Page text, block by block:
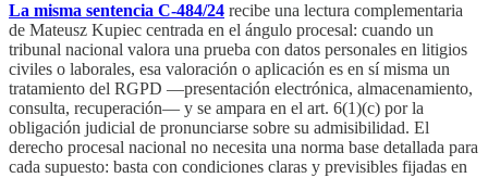
La misma sentencia C-484/24 recibe una lectura complementaria
de Mateusz Kupiec centrada en el ángulo procesal: cuando un
tribunal nacional valora una prueba con datos personales en litigios
civiles o laborales, esa valoración o aplicación es en sí misma un
tratamiento del RGPD —presentación electrónica, almacenamiento,
consulta, recuperación— y se ampara en el art. 6(1)(c) por la
obligación judicial de pronunciarse sobre su admisibilidad. El
derecho procesal nacional no necesita una norma base detallada para
cada supuesto: basta con condiciones claras y previsibles fijadas en